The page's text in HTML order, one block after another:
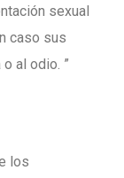
sexual
caso sus
al odio. ”
los